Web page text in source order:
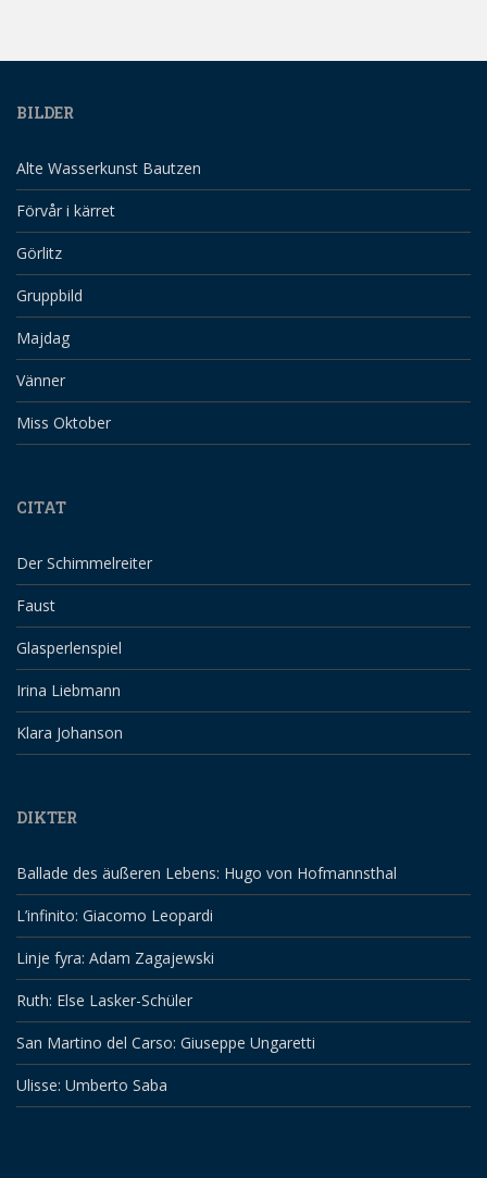
BILDER
Alte Wasserkunst Bautzen
Förvår i kärret
Görlitz
Gruppbild
Majdag
Vänner
Miss Oktober
CITAT
Der Schimmelreiter
Faust
Glasperlenspiel
Irina Liebmann
Klara Johanson
DIKTER
Ballade des äußeren Lebens: Hugo von Hofmannsthal
L’infinito: Giacomo Leopardi
Linje fyra: Adam Zagajewski
Ruth: Else Lasker-Schüler
San Martino del Carso: Giuseppe Ungaretti
Ulisse: Umberto Saba